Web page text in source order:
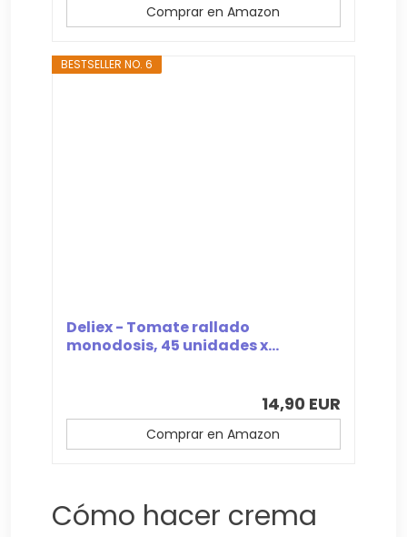
Comprar en Amazon
BESTSELLER NO. 6
Deliex - Tomate rallado
monodosis, 45 unidades x...
14,90 EUR
Comprar en Amazon
Cómo hacer crema